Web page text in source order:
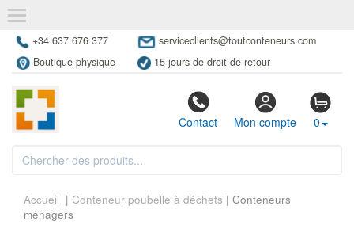
+34 637 676 377
serviceclients@toutconteneurs.com
Boutique physique
15 jours de droit de retour
Contact Mon compte 0
Accueil | Conteneur poubelle à déchets | Conteneurs
ménagers